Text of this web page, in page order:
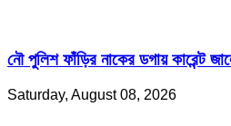
নৌ পুলিশ ফাঁড়ির নাকের ডগায় কারেন্ট
Saturday, August 08, 2026